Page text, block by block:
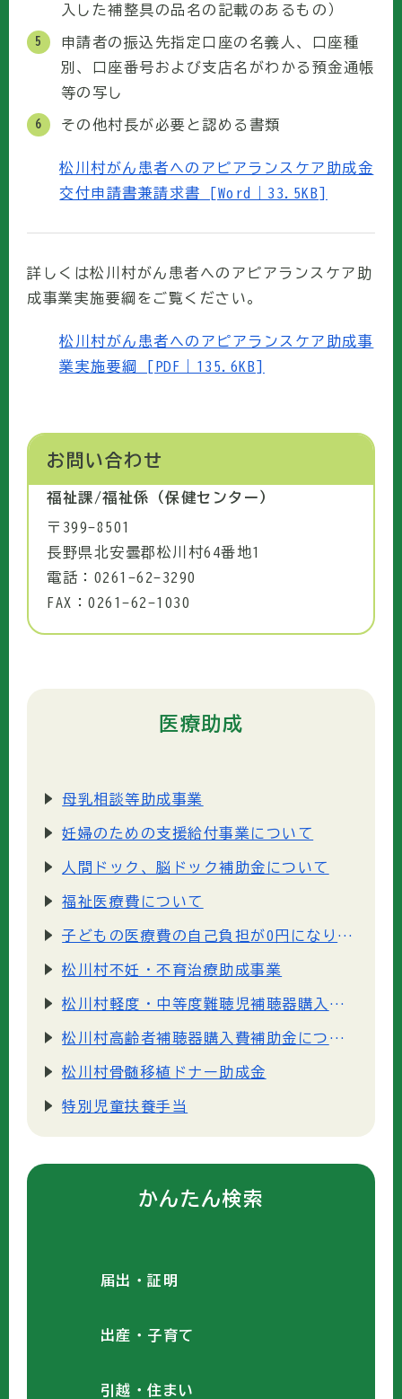
入した補整具の品名の記載のあるもの）
申請者の振込先指定口座の名義人、口座種
別、口座番号および支店名がわかる預金通帳
等の写し
その他村長が必要と認める書類
松川村がん患者へのアピアランスケア助成金
交付申請書兼請求書 [Word｜33.5KB]
詳しくは松川村がん患者へのアピアランスケア助
成事業実施要綱をご覧ください。
松川村がん患者へのアピアランスケア助成事
業実施要綱 [PDF｜135.6KB]
お問い合わせ
福祉課/福祉係（保健センター）
〒399-8501
長野県北安曇郡松川村64番地1
電話：0261-62-3290
FAX：0261-62-1030
医療助成
母乳相談等助成事業
妊婦のための支援給付事業について
人間ドック、脳ドック補助金について
福祉医療費について
子どもの医療費の自己負担が0円になります
松川村不妊・不育治療助成事業
松川村軽度・中等度難聴児補聴器購入費等助成事業について
松川村高齢者補聴器購入費補助金について
松川村骨髄移植ドナー助成金
特別児童扶養手当
かんたん検索
届出・証明
出産・子育て
引越・住まい